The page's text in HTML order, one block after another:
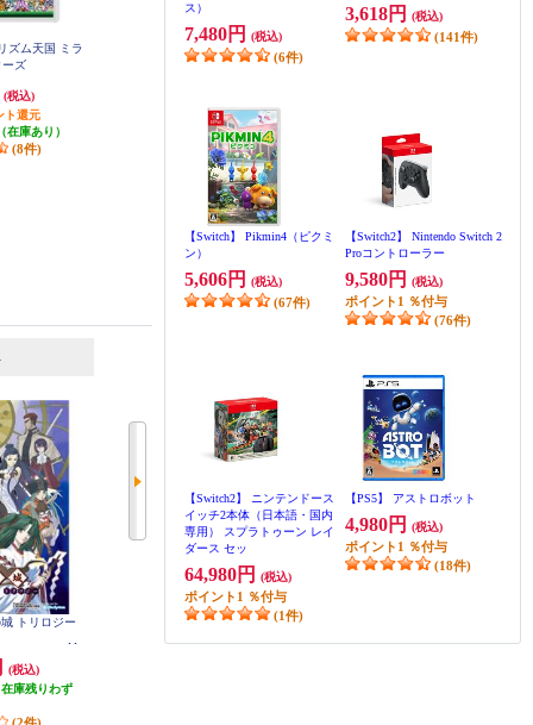
ス）
7,480円 (税込)
(6件)
3,618円 (税込)
(141件)
【Switch】 Pikmin4（ピクミ
ン）
5,606円 (税込)
(67件)
【Switch2】 Nintendo Switch 2
Proコントローラー
9,580円 (税込)
ポイント 1 ％付与
(76件)
【Switch2】 ニンテンドース
イッチ2本体（日本語・国内
専用） スプラトゥーン レイ
ダース セッ
64,980円 (税込)
ポイント 1 ％付与
(1件)
【PS5】 アストロボット
4,980円 (税込)
ポイント 1 ％付与
(18件)
ズム天国 ミラ
ーズ
(税込)
ト還元
在庫あり）
(8件)
【B】 【Switch2】 Star Fox (スタ
ーフォックス)
即納（在庫あり）
(3件)
【Switch】 グラディウス オリジン
城 トリロジー
(税込)
庫残りわず
【Switch】 ★ニンテンドースイッ